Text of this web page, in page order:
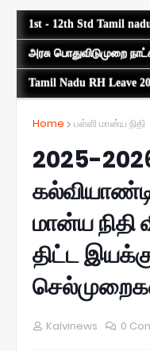
1st - 12th Std Tamil
அரசு பொதுவிடுமுறை
Tamil Nadu RH Leave
Home பள்ளி மான்ய நிதி
2025-
மான்ய நிதி
திட்ட
Kalvinews 0